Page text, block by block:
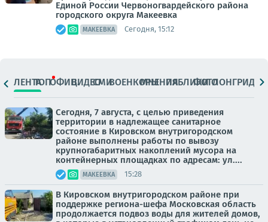
Единой России Червоногвардейского района
городского округа Макеевка
МАКЕЕВКА Сегодня, 15:12
ЛЕНТАТОПОФИЦ.ВИДЕОСМИВОЕНКОРЫМНЕНИЯПАБЛИКИ
ФОТОЛОНГРИДЫ
Сегодня, 7 августа, с целью приведения
территории в надлежащее санитарное
состояние в Кировском внутригородском
районе выполнены работы по вывозу
крупногабаритных накоплений мусора на
контейнерных площадках по адресам: ул....
МАКЕЕВКА 15:28
В Кировском внутригородском районе при
поддержке региона-шефа Московская область
продолжается подвоз воды для жителей домов,